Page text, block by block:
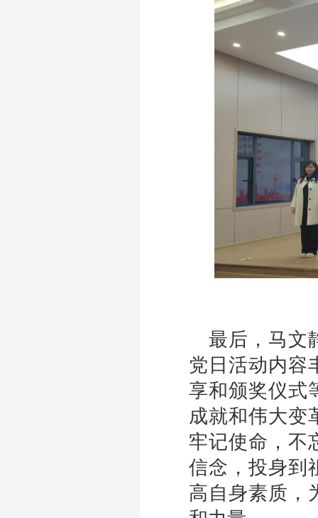
最后 ，马文
党日活动内容
享和颁奖仪式
成就和伟大变
牢记使命，不
信念，投身到
高自身素质，